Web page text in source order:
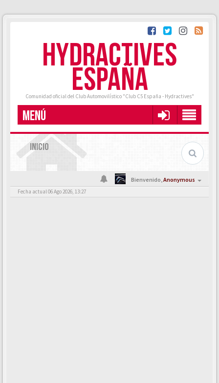
HYDRACTIVES
ESPAÑA
Comunidad oficial del Club Automovilístico "Club C5 España - Hydractives"
MENÚ
INICIO
Bienvenido,Anonymous
Fecha actual 06 Ago 2026, 13:27